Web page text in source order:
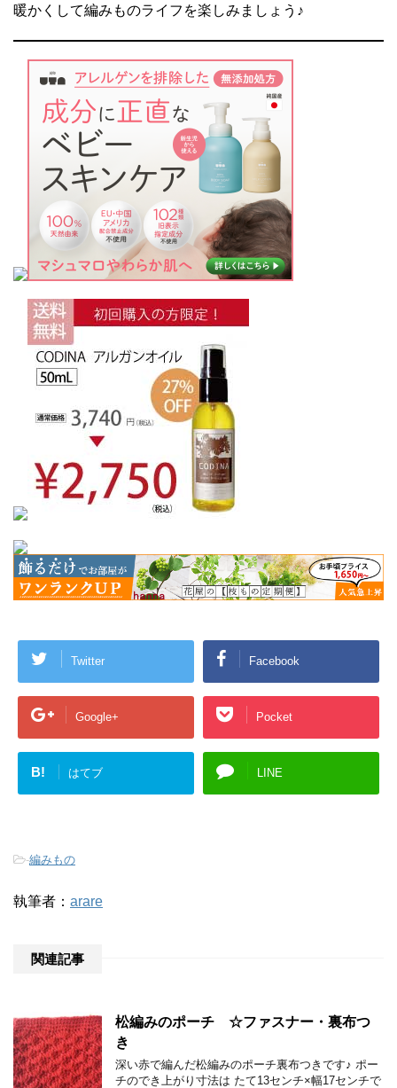
暖かくして編みものライフを楽しみましょう♪
Twitter Facebook
Google+ Pocket
B! はてブ LINE
-編みもの
執筆者： arare
関連記事
松編みのポーチ ☆ファスナー・裏布つ
き
深い赤で編んだ松編みのポーチ裏布つきです♪ ポー
チのでき上がり寸法は たて13センチ×幅17センチで